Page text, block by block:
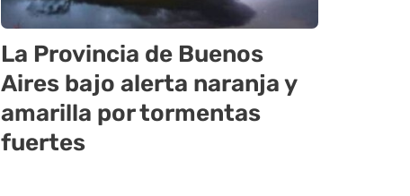
La Provincia de Buenos
Aires bajo alerta naranja y
amarilla por tormentas
fuertes